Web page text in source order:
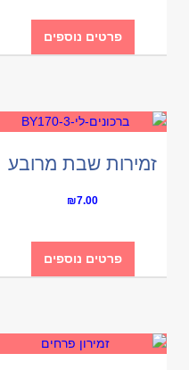
פרטים נוספים
זמירות שבת מרובע
₪7.00
פרטים נוספים